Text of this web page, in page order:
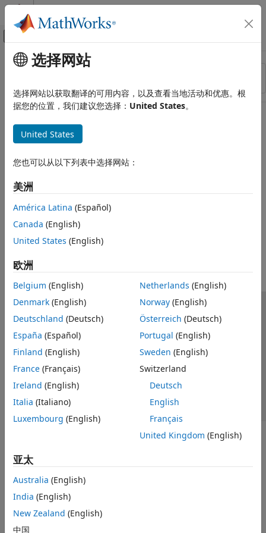
跳到内容
画布外导航菜单切换
资源
状态
主要内容
选择网站
选择网站以获取翻译的可用内容，以及查看当地活动和优惠。根
据您的位置，我们建议您选择： United States。
United States
您也可以从以下列表中选择网站：
美洲
América Latina (Español)
Canada (English)
United States (English)
欧洲
Belgium (English)
Denmark (English)
Deutschland (Deutsch)
España (Español)
Finland (English)
France (Français)
Ireland (English)
Italia (Italiano)
Luxembourg (English)
Netherlands (English)
Norway(English)
Österreich (Deutsch)
Portugal (English)
Sweden (English)
Switzerland
Deutsch
English
Français
United Kingdom (English)
亚太
Australia (English)
India (English)
New Zealand (English)
中国
信任中心 商标 隐私政策 防盗版
应用程序状态
联系我们
© 1994-2026 The MathWorks, Inc.